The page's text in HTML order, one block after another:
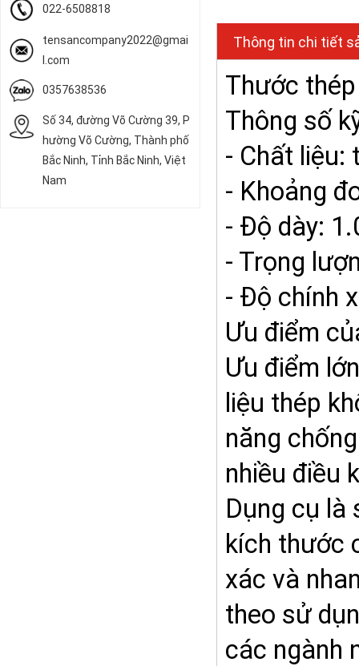
022-6508818
tensancompany2022@gmai
l.com
0357638536
Số 34, đường Võ Cường 39, P
hường Võ Cường, Thành phố
Bắc Ninh, Tỉnh Bắc Ninh, Việt
Nam
Thông tin chi tiết
Thước
Thông số
- Chất liệu:
- Khoảng
- Độ dày:
- Trọng
- Độ chính
Ưu điểm
Ưu điểm
liệu thép
năng
nhiều điều
Dụng cụ là
kích thước
xác và
theo sử
các ngành